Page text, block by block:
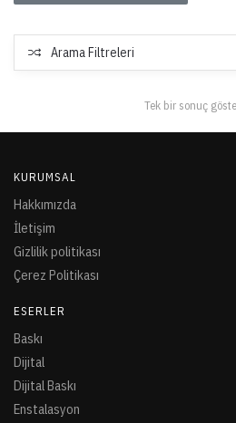
Arama Filtreleri
Tek bir sonuç
KURUMSAL
Hakkımızda
İletişim
Gizlilik politikası
Çerez Politikası
ESERLER
Baskı
Dijital
Dijital Baskı
Enstalasyon